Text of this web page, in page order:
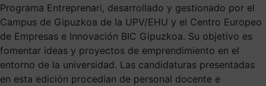
Programa Entreprenari, desarrollado y gestionado por el
Campus de Gipuzkoa de la UPV/EHU y el Centro Europeo
de Empresas e Innovación BIC Gipuzkoa. Su objetivo es
fomentar ideas y proyectos de emprendimiento en el
entorno de la universidad. Las candidaturas presentadas
en esta edición procedían de personal docente e